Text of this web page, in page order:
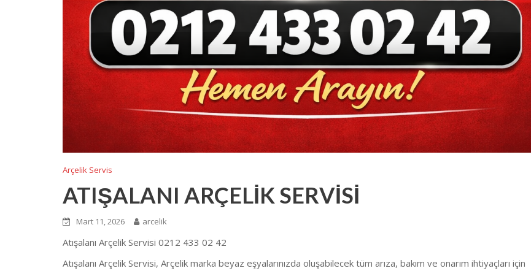
Arçelik Servis
ATIŞALANI ARÇELİK SERVİSİ
Mart 11, 2026 arcelik
Atışalanı Arçelik Servisi 0212 433 02 42
Atışalanı Arçelik Servisi, Arçelik marka beyaz eşyalarınızda oluşabilecek tüm arıza, bakım ve onarım ihtiyaçları için